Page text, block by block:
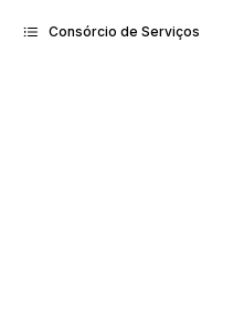
Consórcio de Serviços